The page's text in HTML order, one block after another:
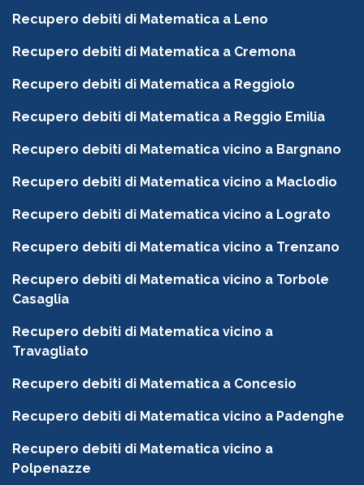
Recupero debiti di Matematica a Leno
Recupero debiti di Matematica a Cremona
Recupero debiti di Matematica a Reggiolo
Recupero debiti di Matematica a Reggio Emilia
Recupero debiti di Matematica vicino a Bargnano
Recupero debiti di Matematica vicino a Maclodio
Recupero debiti di Matematica vicino a Lograto
Recupero debiti di Matematica vicino a Trenzano
Recupero debiti di Matematica vicino a Torbole
Casaglia
Recupero debiti di Matematica vicino a
Travagliato
Recupero debiti di Matematica a Concesio
Recupero debiti di Matematica vicino a Padenghe
Recupero debiti di Matematica vicino a
Polpenazze